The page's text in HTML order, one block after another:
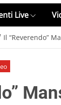
Live
Il “Reverendo”